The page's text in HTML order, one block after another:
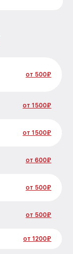
от 500₽
от 1500₽
от 1500₽
от 600₽
от 500₽
от 500₽
от 1200₽